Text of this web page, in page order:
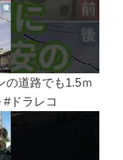
の道路でも1.5ｍ
ドラレコ